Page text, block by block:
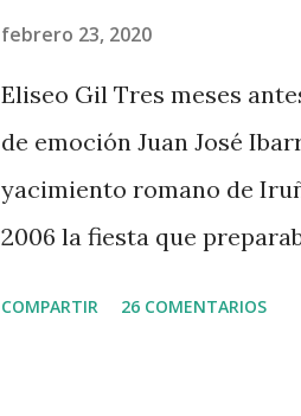
su asesinato: concentró a
muchos los que
febrero 23, 2020
Eliseo Gil Tres meses
de emoción Juan José
yacimiento romano de
2006 la fiesta que
COMPARTIR 26 COMENTARIOS